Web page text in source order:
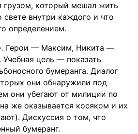
который мешал жить
внутри каждого и что
определением.
Герои — Максим, Никита —
цель — показать
бумеранга. Диалог
они обнаружили под
они убегают от милиции по
же оказывается косяком и их
Дискуссия о том, что
бумеранг.